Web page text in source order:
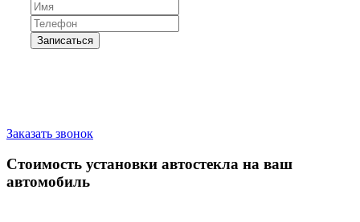
Заказать звонок
Стоимость установки автостекла на ваш
автомобиль